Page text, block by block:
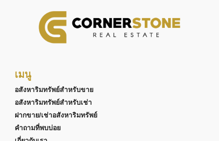
เมนู
อสังหาริมทรัพย์สำหรับขาย
อสังหาริมทรัพย์สำหรับเช่า
ฝากขาย/เช่าอสังหาริมทรัพย์
คำถามที่พบบ่อย